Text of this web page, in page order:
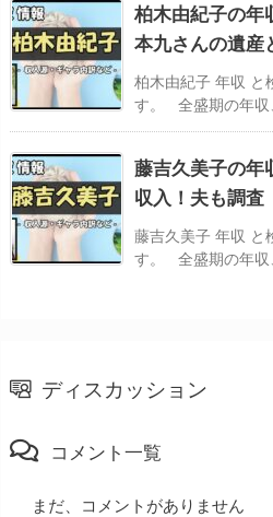
柏木由紀子の年
本九さんの遺産
柏木由紀子 年収 と
す。 全盛期の年収
藤吉久美子の年
収入！夫も調査
藤吉久美子 年収 と
す。 全盛期の年収
ディスカッション
コメント一覧
まだ、コメントがありません